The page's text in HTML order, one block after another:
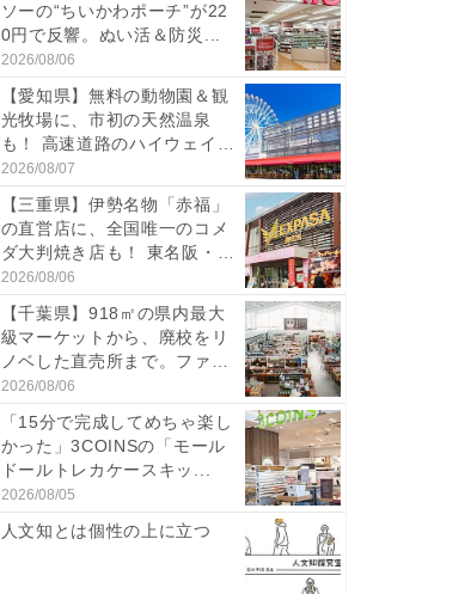
ソーの“ちいかわポーチ”が22
0円で反響。ぬい活＆防災...
2026/08/06
【愛知県】無料の動物園＆観
光牧場に、市初の天然温泉
も！ 高速道路のハイウェイオ
ア...
2026/08/07
【三重県】伊勢名物「赤福」
の直営店に、全国唯一のコメ
ダ大判焼き店も！ 東名阪・
伊...
2026/08/06
【千葉県】918㎡の県内最大
級マーケットから、廃校をリ
ノベした直売所まで。ファ
ー...
2026/08/06
「15分で完成してめちゃ楽し
かった」3COINSの「モール
ドールトレカケースキッ...
2026/08/05
人文知とは個性の上に立つ